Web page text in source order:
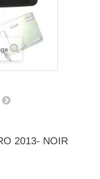
2013- NOIR